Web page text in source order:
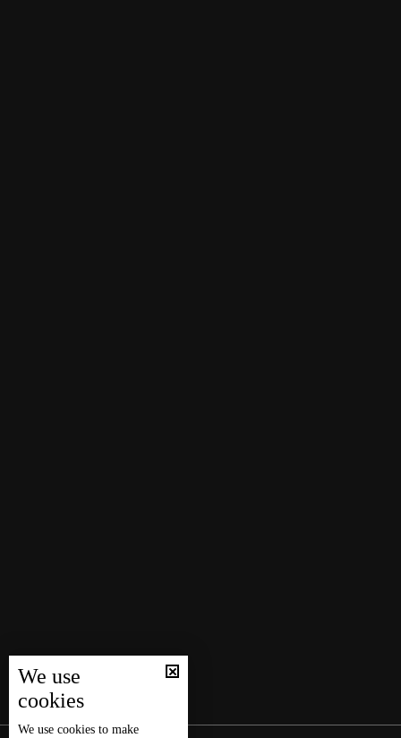
We use
cookies
We use cookies to make